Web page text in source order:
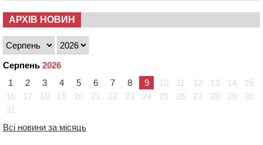
АРХІВ НОВИН
Серпень 2026
1
2 3 4 5 6 7 8 9 10 11 12 13 14
15
16
17 18 19 20 21 22 23 24 25 26 27 28 29
30
31
Всі новини за місяць